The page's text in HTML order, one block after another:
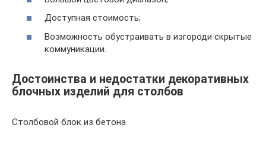
Доступная стоимость;
Возможность обустраивать в изгороди скрытые
коммуникации.
Достоинства и недостатки декоративных
блочных изделий для столбов
Столбовой блок из бетона